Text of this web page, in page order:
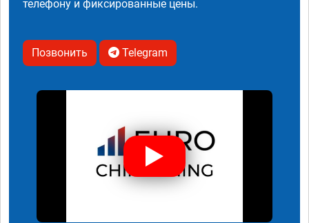
телефону и фиксированные цены.
Позвонить Telegram